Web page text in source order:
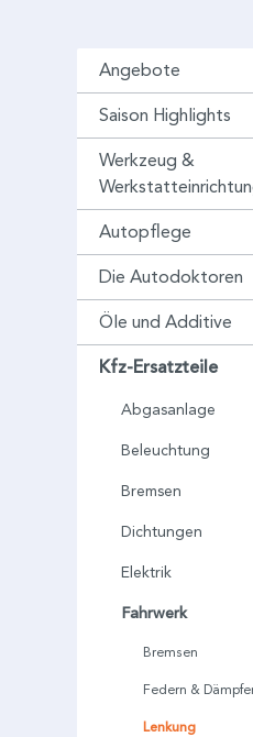
Angebote
Saison Highlights
Werkzeug &
Autopflege
Die Autodoktoren
Öle und Additive
Kfz-Ersatzteile
Abgasanlage
Beleuchtung
Bremsen
Dichtungen
Elektrik
Fahrwerk
Bremsen
Federn &
Lenkung